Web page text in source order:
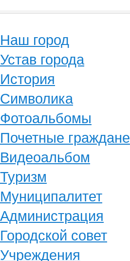
Наш город
Устав города
История
Символика
Фотоальбомы
Почетные граждане
Видеоальбом
Туризм
Муниципалитет
Администрация
Городской совет
Учреждения